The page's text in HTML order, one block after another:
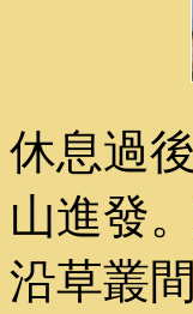
休息過
山進發
沿草叢